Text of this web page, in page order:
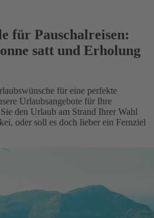
für Pauschalreisen:
satt und Erholung
für eine perfekte
Urlaubsangebote für Ihre
den Urlaub am Strand Ihrer Wahl
oder soll es doch lieber ein Fernziel